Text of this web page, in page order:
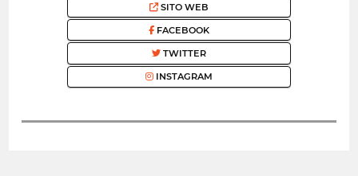
SITO WEB
FACEBOOK
TWITTER
INSTAGRAM